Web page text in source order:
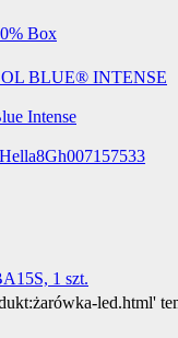
led.html'